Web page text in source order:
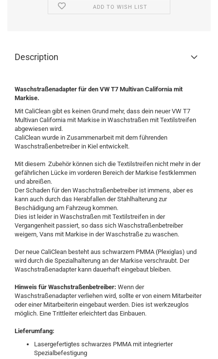
ADD TO WISH LIST
Description
Waschstraßenadapter für den VW T7 Multivan California mit
Markise.
Mit CaliClean gibt es keinen Grund mehr, dass dein neuer VW T7
Multivan California mit Markise in Waschstraßen mit Textilstreifen
abgewiesen wird.
CaliClean wurde in Zusammenarbeit mit dem führenden
Waschstraßenbetreiber in Kiel entwickelt.
Mit diesem Zubehör können sich die Textilstreifen nicht mehr in der
gefährlichen Lücke im vorderen Bereich der Markise festklemmen
und abreißen.
Der Schaden für den Waschstraßenbetreiber ist immens, aber es
kann auch durch das Herabfallen der Stahlhalterung zur
Beschädigung am Fahrzeug kommen.
Dies ist leider in Waschstraßen mit Textilstreifen in der
Vergangenheit passiert, so dass sich Waschstraßenbetreiber
weigern, Vans mit Markise in der Waschstraße zu waschen.
Der neue CaliClean besteht aus schwarzem PMMA (Plexiglas) und
wird durch die Spezialhalterung an der Markise verschraubt. Der
Waschstraßenadapter kann dauerhaft eingebaut bleiben.
Hinweis für Waschstraßenbetreiber: Wenn der
Waschstraßenadapter verliehen wird, sollte er von einem Mitarbeiter
oder einer Mitarbeiterin eingebaut werden. Dies ist werkzeuglos
möglich. Eine Trittleiter erleichtert das Einbauen.
Lieferumfang:
Lasergefertigtes schwarzes PMMA mit integrierter
Spezialbefestigung